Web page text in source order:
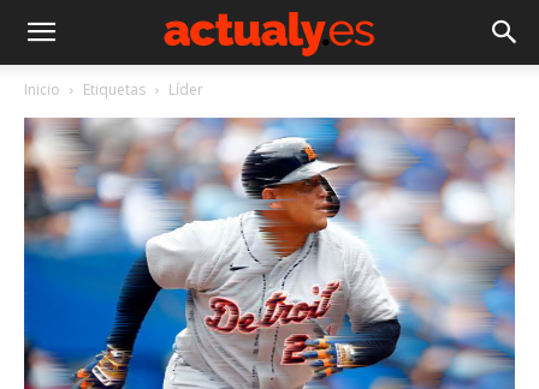
Inicio Etiquetas Líder